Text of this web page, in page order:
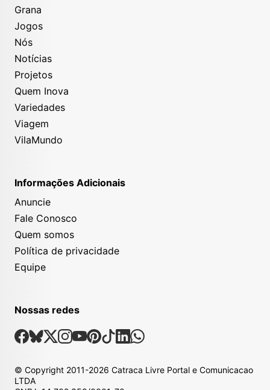
Grana
Jogos
Nós
Notícias
Projetos
Quem Inova
Variedades
Viagem
VilaMundo
Informações Adicionais
Anuncie
Fale Conosco
Quem somos
Política de privacidade
Equipe
Nossas redes
Nossas Redes Sociais
Facebook
Bsky
X Instagram
Youtube
Pinterest
TiktokLinkedin
Whatsapp
© Copyright 2011-2026 Catraca Livre Portal e Comunicacao
LTDA